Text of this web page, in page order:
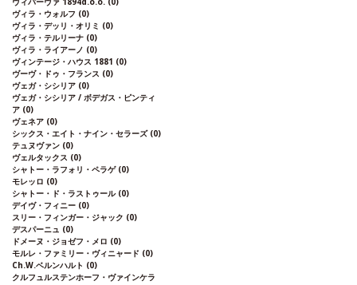
ヴィラ・ウォルフ (0)
ヴィラ・デッリ・オリミ (0)
ヴィラ・テルリーナ (0)
ヴィラ・ライアーノ (0)
ヴィンテージ・ハウス 1881 (0)
ヴーヴ・ドゥ・フランス (0)
ヴェガ・シシリア (0)
ヴェガ・シシリア / ボデガス・ピンティ
ア (0)
ヴェネア (0)
シックス・エイト・ナイン・セラーズ (0)
テュヌヴァン (0)
ヴェルタックス (0)
シャトー・ラフォリ・ペラゲ (0)
モレッロ (0)
シャトー・ド・ラストゥール (0)
デイヴ・フィニー (0)
スリー・フィンガー・ジャック (0)
デスパーニュ (0)
ドメーヌ・ジョゼフ・メロ (0)
モルレ・ファミリー・ヴィニャード (0)
Ch.W.ベルンハルト (0)
クルフュルステンホーフ・ヴァインケラ